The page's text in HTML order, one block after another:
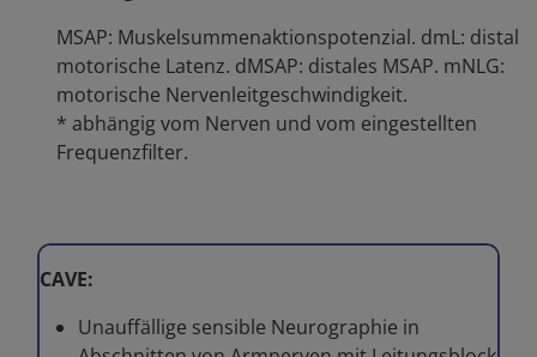
MSAP: Muskelsummenaktionspotenzial. dmL: distal
motorische Latenz. dMSAP: distales MSAP. mNLG:
motorische Nervenleitgeschwindigkeit.
* abhängig vom Nerven und vom eingestellten
Frequenzfilter.
CAVE:
Unauffällige sensible Neurographie in